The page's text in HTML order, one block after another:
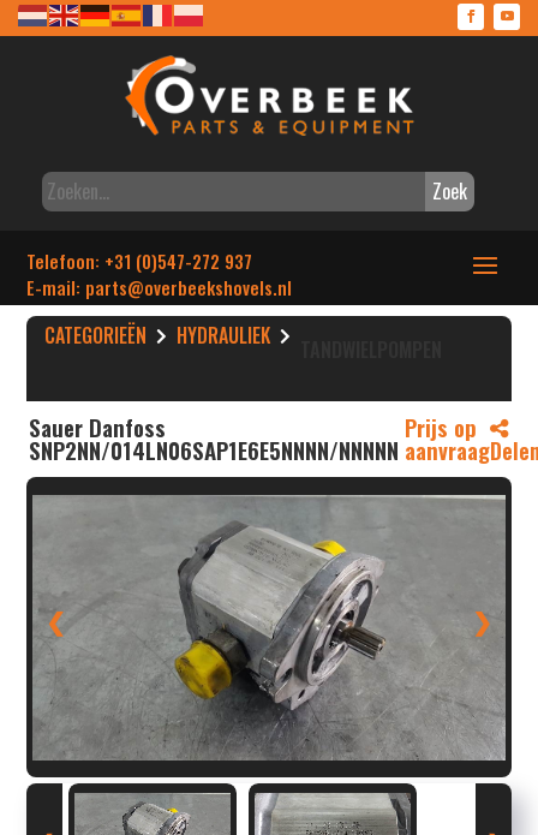
Zoek
Telefoon: +31 (0)547-272 937
E-mail: parts@overbeekshovels.nl
CATEGORIEËN HYDRAULIEK
Sauer Danfoss
SNP2NN/014LN06SAP1E6E5NNNN/NNNNN
Prijs op
aanvraag
❮ ❯